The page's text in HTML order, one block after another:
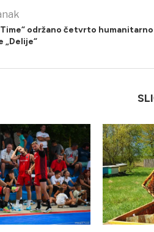
održano četvrto humanitarno
„Delije“